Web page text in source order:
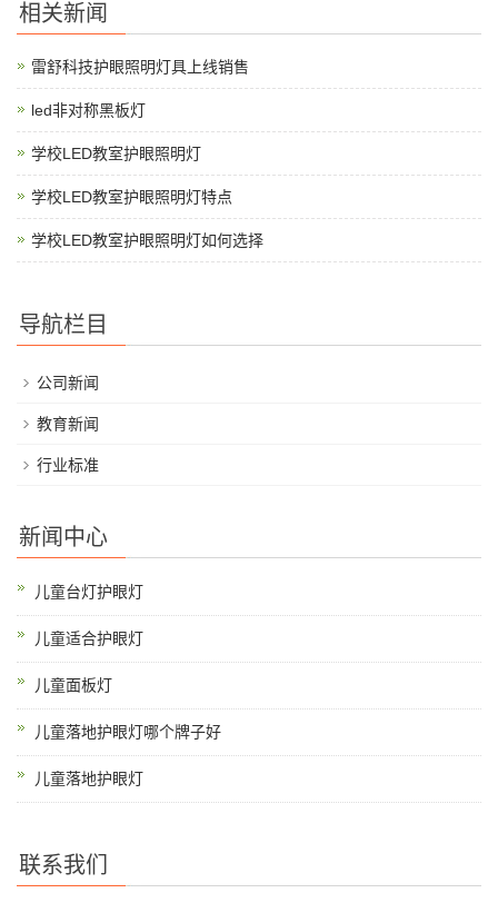
相关新闻
雷舒科技护眼照明灯具上线销售
led非对称黑板灯
学校LED教室护眼照明灯
学校LED教室护眼照明灯特点
学校LED教室护眼照明灯如何选择
导航栏目
公司新闻
教育新闻
行业标准
新闻中心
儿童台灯护眼灯
儿童适合护眼灯
儿童面板灯
儿童落地护眼灯哪个牌子好
儿童落地护眼灯
联系我们